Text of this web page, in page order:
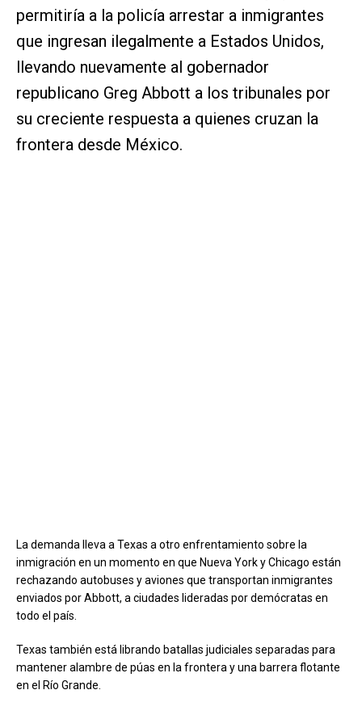
permitiría a la policía arrestar a inmigrantes
que ingresan ilegalmente a Estados Unidos,
llevando nuevamente al gobernador
republicano Greg Abbott a los tribunales por
su creciente respuesta a quienes cruzan la
frontera desde México.
La demanda lleva a Texas a otro enfrentamiento sobre la
inmigración en un momento en que Nueva York y Chicago están
rechazando autobuses y aviones que transportan inmigrantes
enviados por Abbott, a ciudades lideradas por demócratas en
todo el país.
Texas también está librando batallas judiciales separadas para
mantener alambre de púas en la frontera y una barrera flotante
en el Río Grande.